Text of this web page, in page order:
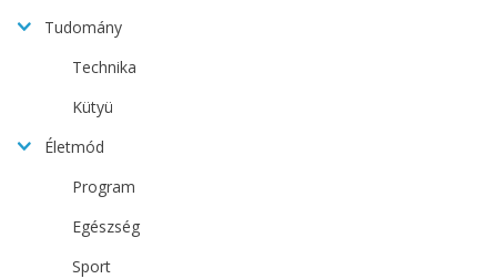
Tudomány
Technika
Kütyü
Életmód
Program
Egészség
Sport